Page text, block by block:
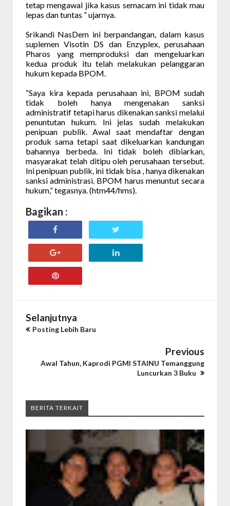
tetap mengawal jika kasus semacam ini tidak mau
lepas dan tuntas ” ujarnya.
Srikandi NasDem ini berpandangan, dalam kasus
suplemen Visotin DS dan Enzyplex, perusahaan
Pharos yang memproduksi dan mengeluarkan
kedua produk itu telah melakukan pelanggaran
hukum kepada BPOM.
“Saya kira kepada perusahaan ini, BPOM sudah
tidak boleh hanya mengenakan sanksi
administratif tetapi harus dikenakan sanksi melalui
penuntutan hukum. Ini jelas sudah melakukan
penipuan publik. Awal saat mendaftar dengan
produk sama tetapi saat dikeluarkan kandungan
bahannya berbeda. Ini tidak boleh dibiarkan,
masyarakat telah ditipu oleh perusahaan tersebut.
Ini penipuan publik, ini tidak bisa , hanya dikenakan
sanksi administrasi. BPOM harus menuntut secara
hukum,” tegasnya. (htm44/hms).
Bagikan :
Selanjutnya
Posting Lebih Baru
Previous
Awal Tahun, Kaprodi PGMI STAINU Temanggung
Luncurkan 3 Buku
BERITA TERKAIT